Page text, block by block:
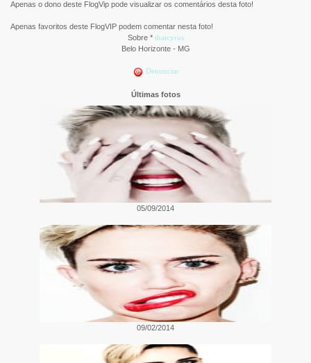
Apenas o dono deste FlogVip pode visualizar os comentários desta foto!
Apenas favoritos deste FlogVIP podem comentar nesta foto!
Sobre * thatcyrus
Belo Horizonte - MG
Denunciar
Últimas fotos
05/09/2014
09/02/2014